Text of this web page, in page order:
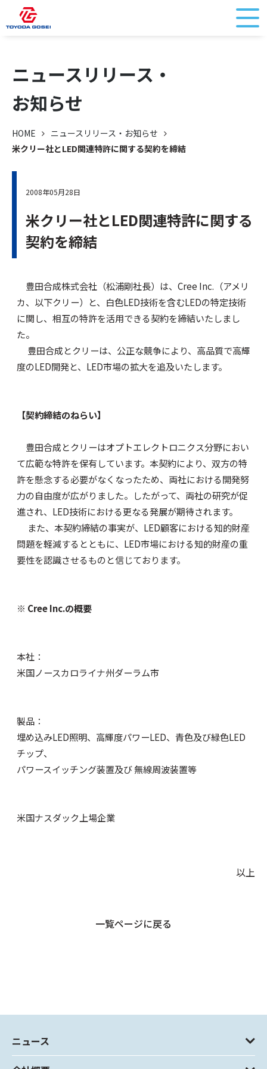
ニュースリリース・
お知らせ
HOME
ニュースリリース・お知らせ
米クリー社とLED関連特許に関する契約を締結
2008年05月28日
米クリー社とLED関連特許に関する
契約を締結
豊田合成株式会社（松浦剛社長）は、Cree Inc.（アメリ
カ、以下クリー）と、白色LED技術を含むLEDの特定技術
に関し、相互の特許を活用できる契約を締結いたしまし
た。
豊田合成とクリーは、公正な競争により、高品質で高輝
度のLED開発と、LED市場の拡大を追及いたします。
【契約締結のねらい】
豊田合成とクリーはオプトエレクトロニクス分野におい
て広範な特許を保有しています。本契約により、双方の特
許を懸念する必要がなくなったため、両社における開発努
力の自由度が広がりました。したがって、両社の研究が促
進され、LED技術における更なる発展が期待されます。
また、本契約締結の事実が、LED顧客における知的財産
問題を軽減するとともに、LED市場における知的財産の重
要性を認識させるものと信じております。
※ Cree Inc.の概要
本社：
米国ノースカロライナ州ダーラム市
製品：
埋め込みLED照明、高輝度パワーLED、青色及び緑色LED
チップ、
パワースイッチング装置及び 無線周波装置等
米国ナスダック上場企業
以上
一覧ページに戻る
ニュース